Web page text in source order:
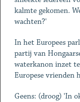
kalmte gekomen.
wachten?'
In het Europees
partij van
waterkanon inzet
Europese vrienden
Geens: (droog) 'In